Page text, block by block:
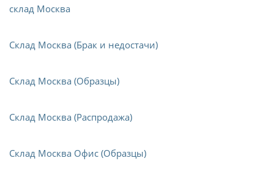
склад Москва
Склад Москва (Брак и недостачи)
Склад Москва (Образцы)
Склад Москва (Распродажа)
Склад Москва Офис (Образцы)